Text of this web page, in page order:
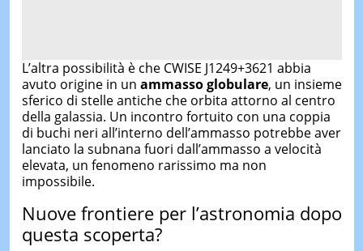
L’altra possibilità è che CWISE J1249+3621 abbia
avuto origine in un ammasso globulare, un insieme
sferico di stelle antiche che orbita attorno al centro
della galassia. Un incontro fortuito con una coppia
di buchi neri all’interno dell’ammasso potrebbe aver
lanciato la subnana fuori dall’ammasso a velocità
elevata, un fenomeno rarissimo ma non
impossibile.
Nuove frontiere per l’astronomia dopo
questa scoperta?